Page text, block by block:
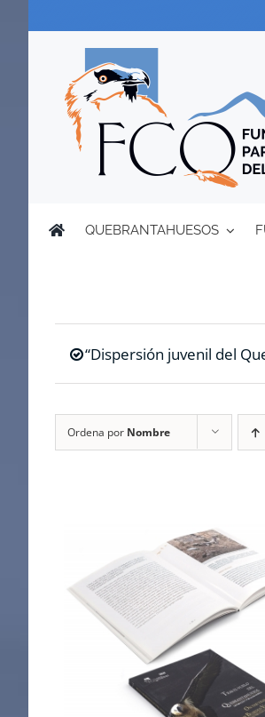
QUEBRANTAHUESOS
“Dispersión juvenil del
Ordena por Nombre